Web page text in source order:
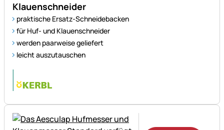
Klauenschneider
praktische Ersatz-Schneidebacken
für Huf- und Klauenschneider
werden paarweise geliefert
leicht auszutauschen